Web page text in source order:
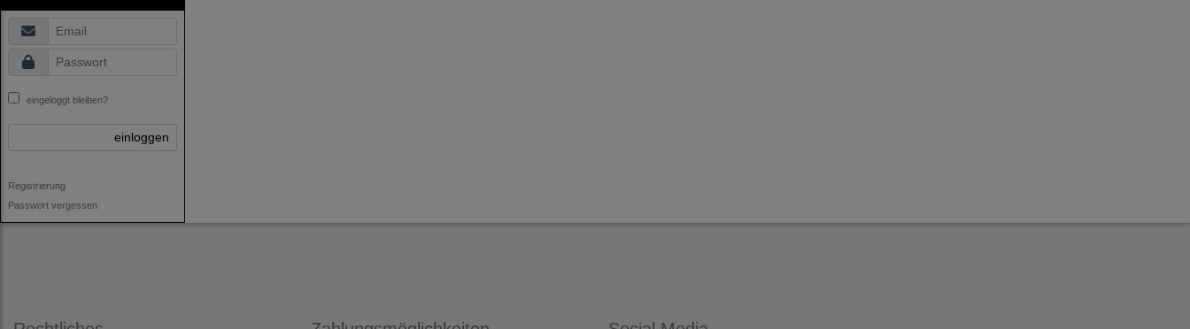
eingeloggt bleiben?
einloggen
Registrierung
Passwort vergessen